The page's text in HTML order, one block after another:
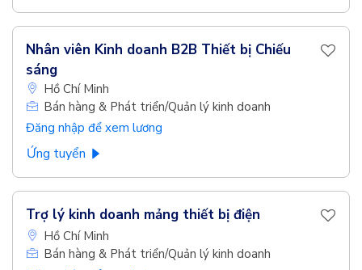
Nhân viên Kinh doanh B2B Thiết bị Chiếu
sáng
Hồ Chí Minh
Bán hàng & Phát triển/Quản lý kinh doanh
Đăng nhập để xem lương
Ứng tuyển
Trợ lý kinh doanh mảng thiết bị điện
Hồ Chí Minh
Bán hàng & Phát triển/Quản lý kinh doanh